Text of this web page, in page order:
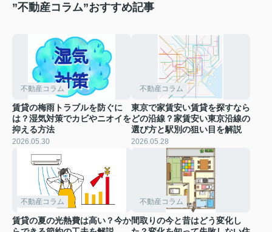
”不動産コラム”おすすめ記事
不動産コラム
賃貸の梅雨トラブルを防ぐに
は？湿気対策でカビやニオイを
抑える方法
2026.05.30
不動産コラム
東京で家賃安い賃貸を探すなら
どの沿線？家賃安い東京沿線の
選び方と駅別の狙い目を解説
2026.05.28
不動産コラム
賃貸の夏の光熱費は高い？今か
不動産コラム
間取りの今と昔はどう変化し